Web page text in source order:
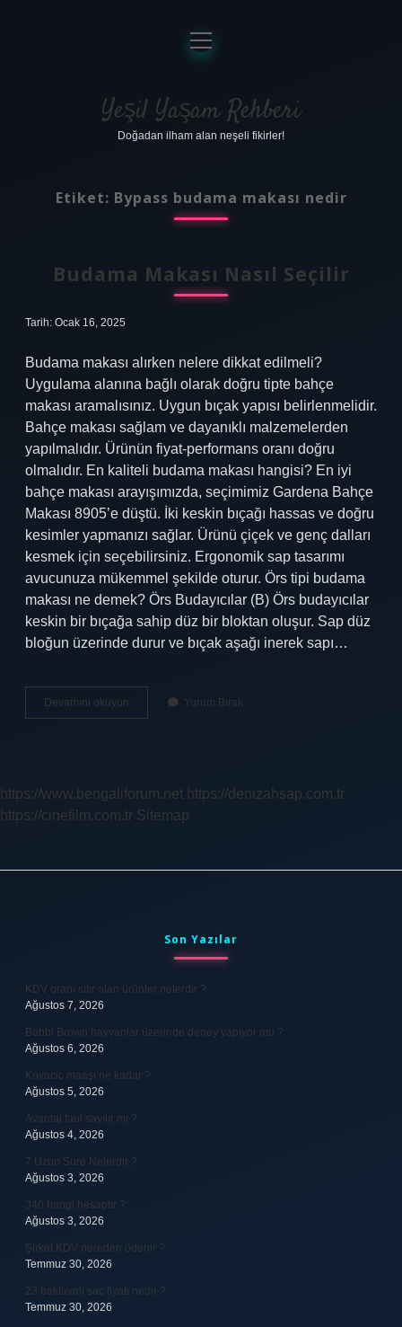
Anasayfa
Gizlilik Politikası
Yasal Uyarı
menüyü
aç
Yeşil Yaşam Rehberi
Doğadan ilham alan neşeli fikirler!
Etiket: Bypass budama makası nedir
Budama Makası Nasıl Seçilir
Tarih: Ocak 16, 2025
Budama makası alırken nelere dikkat edilmeli?
Uygulama alanına bağlı olarak doğru tipte bahçe
makası aramalısınız. Uygun bıçak yapısı belirlenmelidir.
Bahçe makası sağlam ve dayanıklı malzemelerden
yapılmalıdır. Ürünün fiyat-performans oranı doğru
olmalıdır. En kaliteli budama makası hangisi? En iyi
bahçe makası arayışımızda, seçimimiz Gardena Bahçe
Makası 8905’e düştü. İki keskin bıçağı hassas ve doğru
kesimler yapmanızı sağlar. Ürünü çiçek ve genç dalları
kesmek için seçebilirsiniz. Ergonomik sap tasarımı
avucunuza mükemmel şekilde oturur. Örs tipi budama
makası ne demek? Örs Budayıcılar (B) Örs budayıcılar
keskin bir bıçağa sahip düz bir bloktan oluşur. Sap düz
bloğun üzerinde durur ve bıçak aşağı inerek sapı…
Devamını okuyun Budama
Makası
Yorum Bırak
https://www.bengaliforum.net https://denizahsap.com.tr
https://cinefilm.com.tr Sitemap
Son Yazılar
KDV oranı sıfır olan ürünler nelerdir ?
Ağustos 7, 2026
Bobbi Brown hayvanlar üzerinde deney yapıyor mu ?
Ağustos 6, 2026
Kovacic maaşı ne kadar ?
Ağustos 5, 2026
Avantaj faul sayılır mı ?
Ağustos 4, 2026
7 Uzun Sure Nelerdir ?
Ağustos 3, 2026
340 hangi hesaptır ?
Ağustos 3, 2026
Şirket KDV nereden ödenir ?
Temmuz 30, 2026
23 baklavalı sac fiyatı nedir ?
Temmuz 30, 2026